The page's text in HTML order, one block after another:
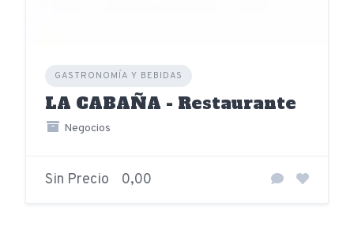
GASTRONOMÍA Y BEBIDAS
LA CABAÑA - Restaurante
Negocios
Sin Precio 0,00